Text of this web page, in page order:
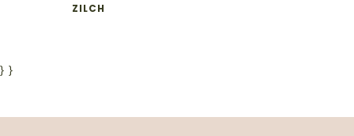
ZILCH
} }